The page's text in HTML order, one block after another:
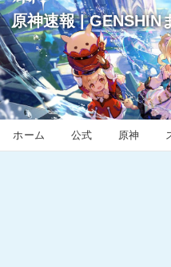
原神速報 | GENSHIN
ホーム 公式 原神